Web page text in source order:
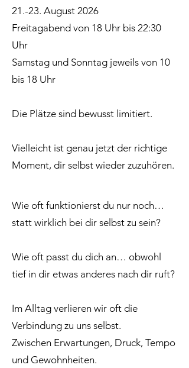
21.-23. August 2026
Freitagabend von 18 Uhr bis 22:30
Uhr
Samstag und Sonntag jeweils von 10
bis 18 Uhr
Die Plätze sind bewusst limitiert.
Vielleicht ist genau jetzt der richtige
Moment, dir selbst wieder zuzuhören.
Wie oft funktionierst du nur noch…
statt wirklich bei dir selbst zu sein?
Wie oft passt du dich an… obwohl
tief in dir etwas anderes nach dir ruft?
Im Alltag verlieren wir oft die
Verbindung zu uns selbst.
Zwischen Erwartungen, Druck, Tempo
und Gewohnheiten.